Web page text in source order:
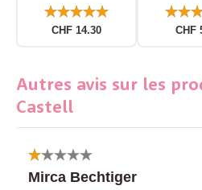
CHF 14.30 CHF
Autres avis sur les
Castell
Mirca Bechtiger